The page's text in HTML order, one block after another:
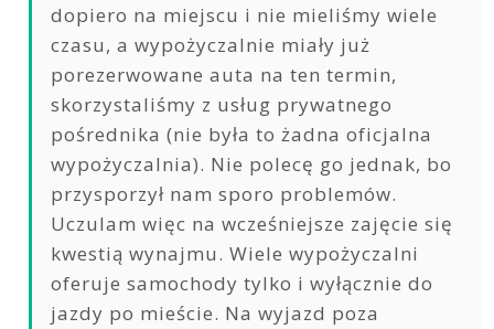
dopiero na miejscu i nie mieliśmy wiele
czasu, a wypożyczalnie miały już
porezerwowane auta na ten termin,
skorzystaliśmy z usług prywatnego
pośrednika (nie była to żadna oficjalna
wypożyczalnia). Nie polecę go jednak, bo
przysporzył nam sporo problemów.
Uczulam więc na wcześniejsze zajęcie się
kwestią wynajmu. Wiele wypożyczalni
oferuje samochody tylko i wyłącznie do
jazdy po mieście. Na wyjazd poza